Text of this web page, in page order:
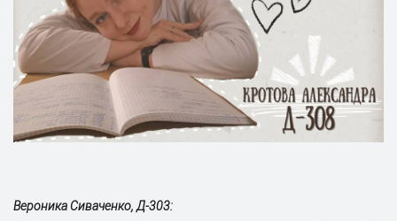
Вероника Сиваченко, Д-303: